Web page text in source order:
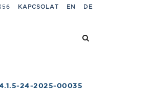
KAPCSOLAT EN DE
24-2025-00035